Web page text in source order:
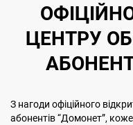
ЦЕНТРУ
З нагоди офіційного
абонентів “Домонет”,